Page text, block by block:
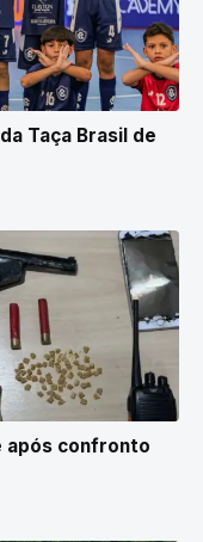
Taça Brasil de
confronto